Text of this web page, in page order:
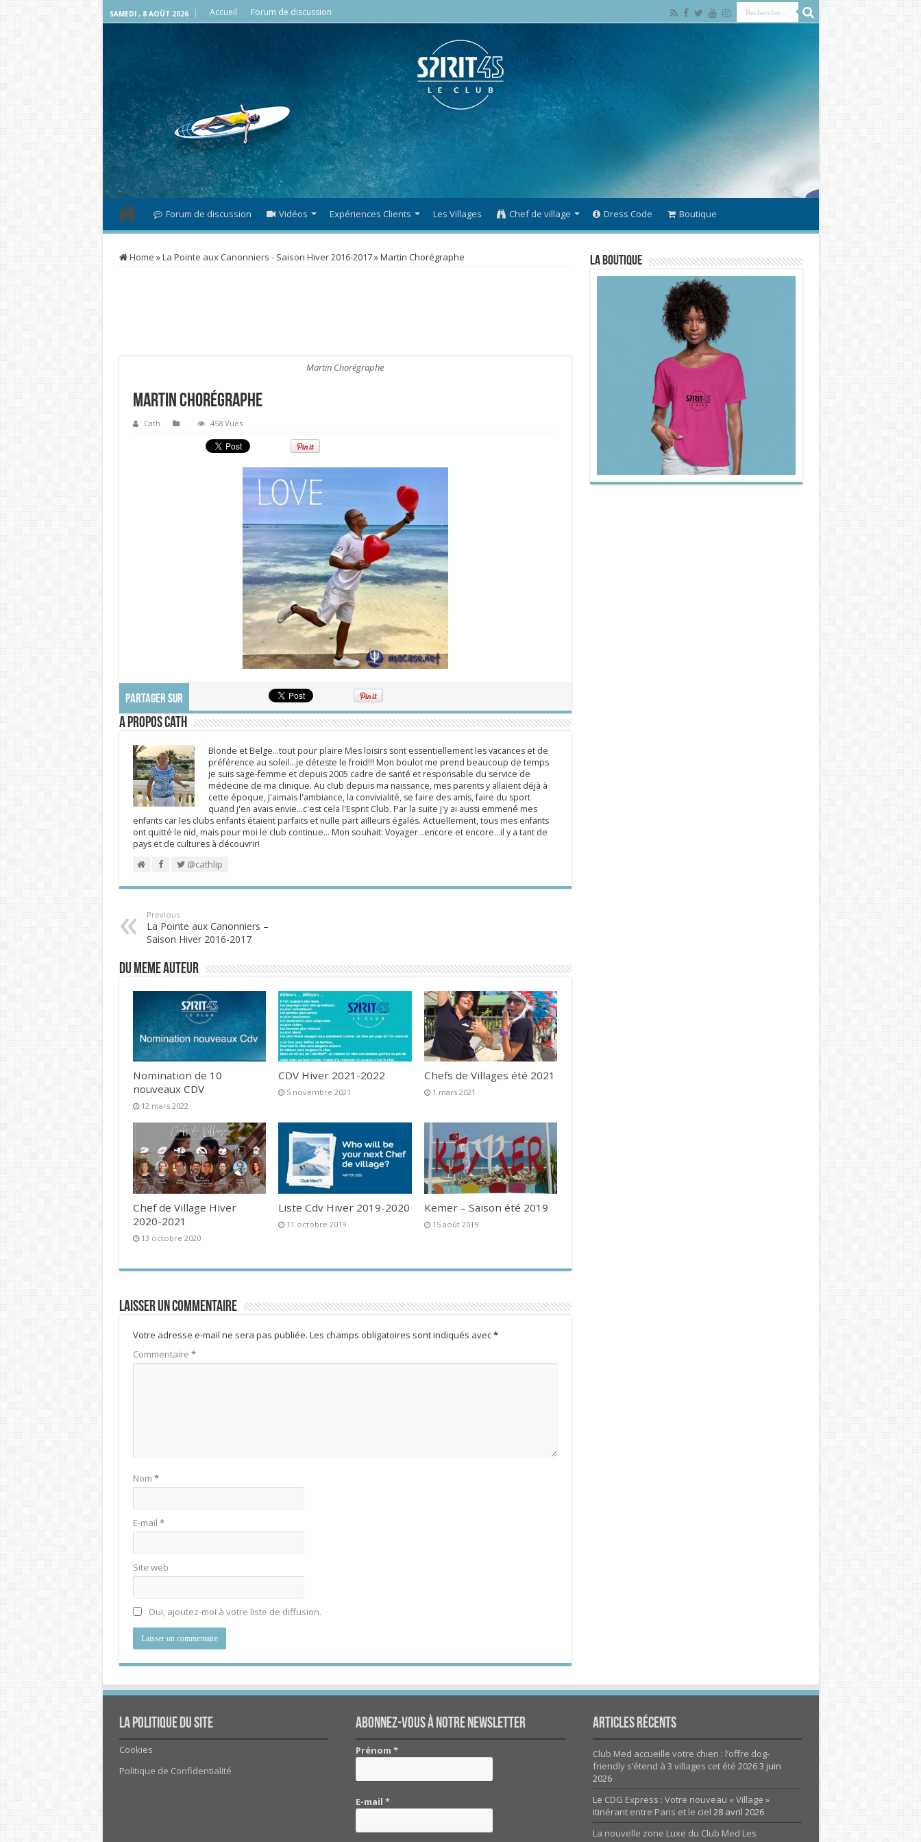
SAMEDI , 8 AOÛT 2026 Accueil Forum de discussion
Forum de discussion Vidéos Expériences Clients Les Villages Chef de village Dress Code Boutique
Home »La Pointe aux Canonniers - Saison Hiver 2016-2017»Martin Chorégraphe
Martin Chorégraphe
Martin Chorégraphe
Cath 458 Vues
PARTAGER SUR
A propos Cath
Blonde et Belge...tout pour plaire Mes loisirs sont essentiellement les vacances et de
préférence au soleil...je déteste le froid!!! Mon boulot me prend beaucoup de temps
je suis sage-femme et depuis 2005 cadre de santé et responsable du service de
médecine de ma clinique. Au club depuis ma naissance, mes parents y allaient déjà à
cette époque, J'aimais l'ambiance, la convivialité, se faire des amis, faire du sport
quand j'en avais envie...c'est cela l'Esprit Club. Par la suite j'y ai aussi emmené mes
enfants car les clubs enfants étaient parfaits et nulle part ailleurs égalés. Actuellement, tous mes enfants
ont quitté le nid, mais pour moi le club continue... Mon souhait: Voyager...encore et encore...il y a tant de
pays et de cultures à découvrir!
@cathlip
Previous
La Pointe aux Canonniers –
Saison Hiver 2016-2017
DU MEME AUTEUR
Nomination de 10
nouveaux CDV
12 mars 2022
CDV Hiver 2021-2022
5 novembre 2021
Chefs de Villages été 2021
1 mars 2021
Chef de Village Hiver
2020-2021
13 octobre 2020
Liste Cdv Hiver 2019-2020
11 octobre 2019
Kemer – Saison été 2019
15 août 2019
Laisser un commentaire
Votre adresse e-mail ne sera pas publiée. Les champs obligatoires sont indiqués avec*
Commentaire *
Nom *
E-mail *
Site web
Oui, ajoutez-moi à votre liste de diffusion.
La Boutique
La politique du site
Cookies
Politique de Confidentialité
Abonnez-vous à notre newsletter
Prénom*
E-mail*
Articles Récents
Club Med accueille votre chien : l’offre dog-
friendly s’étend à 3 villages cet été 20263 juin
2026
Le CDG Express : Votre nouveau « Village »
itinérant entre Paris et le ciel 28 avril 2026
La nouvelle zone Luxe du Club Med Les